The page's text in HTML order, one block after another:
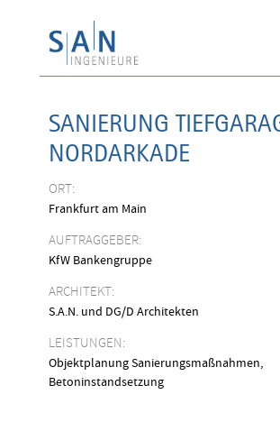
SANIERUNG
NORDARKADE
ORT:
Frankfurt am Main
AUFTRAGGEBER:
KfW Bankengruppe
ARCHITEKT:
S.A.N. und DG/D Architekten
LEISTUNGEN:
Objektplanung Sanierungsmaßnahmen,
Betoninstandsetzung